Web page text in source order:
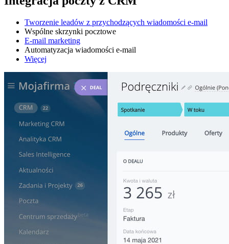
Tworzenie leadów z przychodzących wiadomości e-mail
Wspólne skrzynki pocztowe
E-mail marketing
Automatyzacja wiadomości e-mail
Więcej